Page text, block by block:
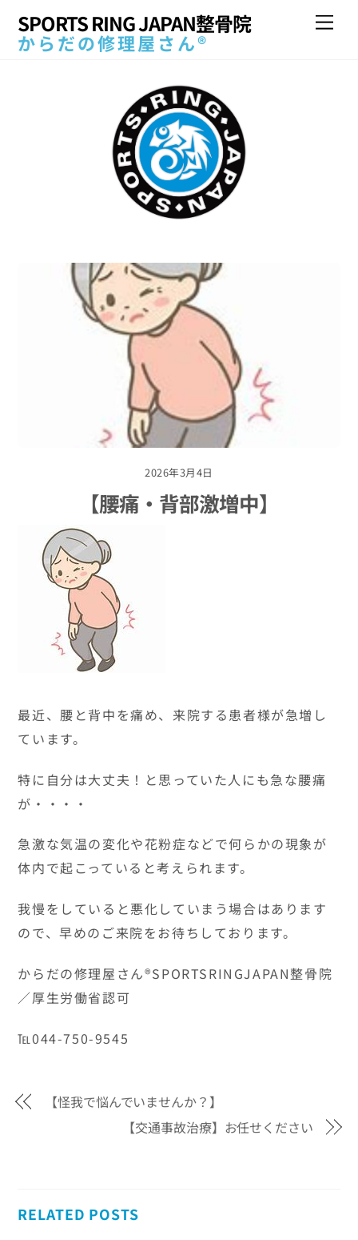
SPORTS RING JAPAN整骨院
からだの修理屋さん®
2026年3月4日
【腰痛・背部激増中】
最近、腰と背中を痛め、来院する患者様が急増し
ています。
特に自分は大丈夫！と思っていた人にも急な腰痛
が・・・・
急激な気温の変化や花粉症などで何らかの現象が
体内で起こっていると考えられます。
我慢をしていると悪化していまう場合はあります
ので、早めのご来院をお待ちしております。
からだの修理屋さん®SPORTSRINGJAPAN整骨院
／厚生労働省認可
℡044-750-9545
【怪我で悩んでいませんか？】
【交通事故治療】お任せください
RELATED POSTS